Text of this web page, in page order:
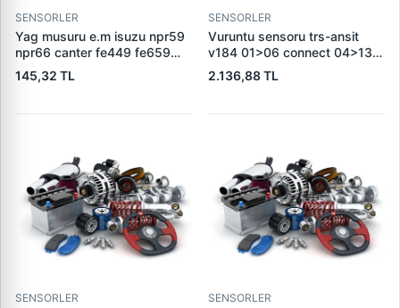
SENSORLER
Yag musuru e.m isuzu npr59
npr66 canter fe449 fe659
l200 l300 eng 44 0110
145,32 TL
SENSORLER
Vuruntu sensoru trs-ansit
v184 01>06 connect 04>13
b-max 12> c-max 06>14
focus iii 11> monde iv 07>14
type cabrio (x152) 12> xf
(l322) 5.0 4×4 09>12 range
rover velar (l560) 3.0 p380
scv6 4×4 17> 1n1a 12a699
aa 1132002
2.136,88 TL
SENSORLER SENSORLER